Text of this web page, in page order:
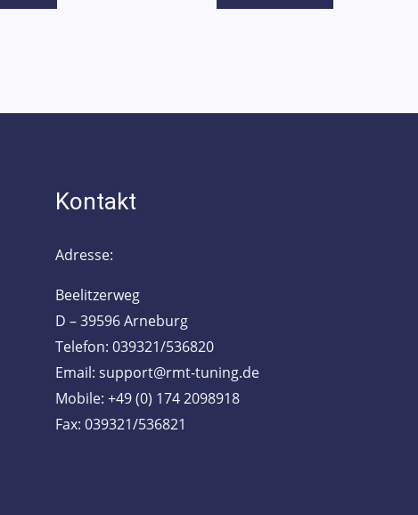
Kontakt
Adresse:
Beelitzerweg
D – 39596 Arneburg
Telefon: 039321/536820
Email: support@rmt-tuning.de
Mobile: +49 (0) 174 2098918
Fax: 039321/536821